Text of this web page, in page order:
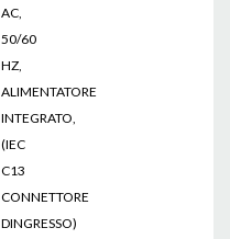
AC,
50/60
HZ,
ALIMENTATORE
INTEGRATO,
(IEC
C13
CONNETTORE
DINGRESSO)